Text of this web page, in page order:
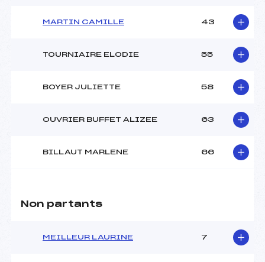
MARTIN CAMILLE 43
TOURNIAIRE ELODIE 55
BOYER JULIETTE 58
OUVRIER BUFFET ALIZEE 63
BILLAUT MARLENE 66
Non partants
MEILLEUR LAURINE 7